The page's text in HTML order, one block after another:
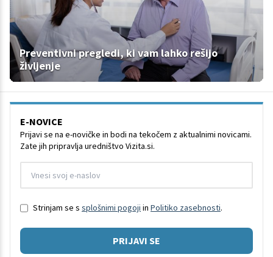
Preventivni pregledi, ki vam lahko rešijo
življenje
E-NOVICE
Prijavi se na e-novičke in bodi na tekočem z aktualnimi novicami.
Zate jih pripravlja uredništvo Vizita.si.
Strinjam se s splošnimi pogoji in Politiko zasebnosti.
PRIJAVI SE